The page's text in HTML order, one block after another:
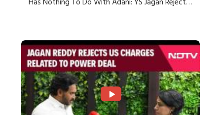
Has Nothing To Do With Adani: YS Jagan Rejects